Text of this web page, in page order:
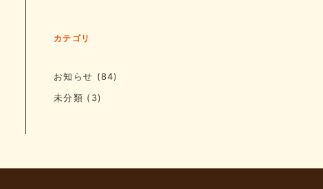
カテゴリ
お知らせ (84)
未分類 (3)